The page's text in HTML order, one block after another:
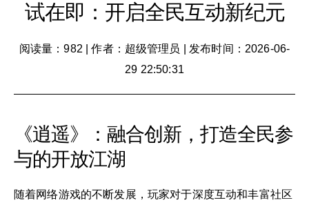
试在即：开启全民互动新纪元
阅读量：982 |作者：超级管理员
发布时间：2026-06-
29 22:50:31
《逍遥》：融合创新，打造全民参
与的开放江湖
随着网络游戏的不断发展，玩家对于深度互动和丰富社区